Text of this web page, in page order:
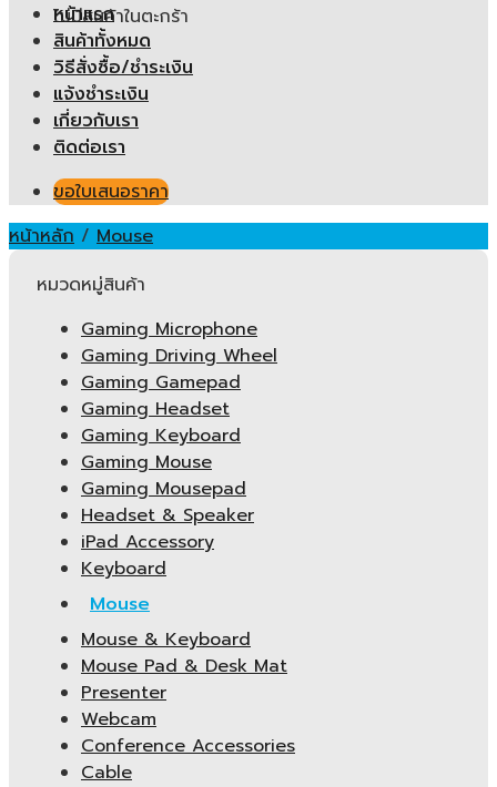
ไม่มีสินค้าในตะกร้า
หน้าแรก
สินค้าทั้งหมด
วิธีสั่งซื้อ/ชำระเงิน
แจ้งชำระเงิน
เกี่ยวกับเรา
ติดต่อเรา
ขอใบเสนอราคา
หน้าหลัก / Mouse
หมวดหมู่สินค้า
Gaming Microphone
Gaming Driving Wheel
Gaming Gamepad
Gaming Headset
Gaming Keyboard
Gaming Mouse
Gaming Mousepad
Headset & Speaker
iPad Accessory
Keyboard
Mouse
Mouse & Keyboard
Mouse Pad & Desk Mat
Presenter
Webcam
Conference Accessories
Cable